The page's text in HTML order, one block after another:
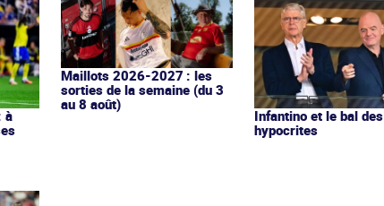
à
Maillots 2026-2027 : les
sorties de la semaine (du 3
au 8 août)
Infantino et le bal des
hypocrites